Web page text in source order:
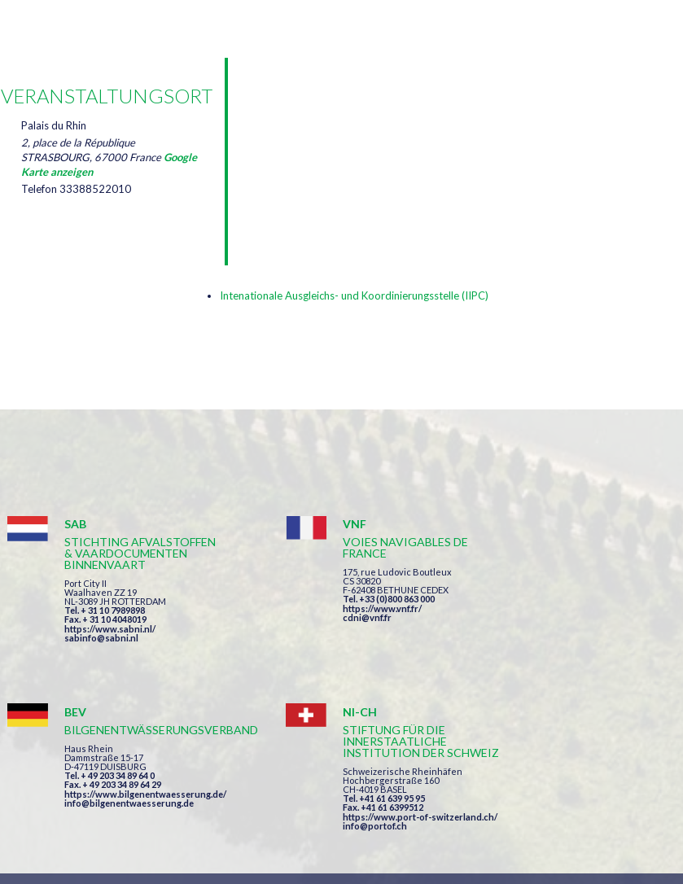
VERANSTALTUNGSORT
Palais du Rhin
2, place de la République
STRASBOURG, 67000 France Google
Karte anzeigen
Telefon 33388522010
Intenationale Ausgleichs- und Koordinierungsstelle (IIPC)
SAB
STICHTING AFVALSTOFFEN
& VAARDOCUMENTEN
BINNENVAART
Port City II
Waalhaven ZZ 19
NL-3089 JH ROTTERDAM
Tel. + 31 10 7989898
Fax. + 31 10 4048019
https://www.sabni.nl/
sabinfo@sabni.nl
VNF
VOIES NAVIGABLES DE
FRANCE
175, rue Ludovic Boutleux
CS 30820
F-62408 BETHUNE CEDEX
Tel. +33 (0)800 863 000
https://www.vnf.fr/
cdni@vnf.fr
BEV
BILGENENTWÄSSERUNGSVERBAND
Haus Rhein
Dammstraße 15-17
D-47119 DUISBURG
Tel. + 49 203 34 89 64 0
Fax. + 49 203 34 89 64 29
https://www.bilgenentwaesserung.de/
info@bilgenentwaesserung.de
NI-CH
STIFTUNG FÜR DIE
INNERSTAATLICHE
INSTITUTION DER SCHWEIZ
Schweizerische Rheinhäfen
Hochbergerstraße 160
CH-4019 BASEL
Tel. +41 61 639 95 95
Fax. +41 61 6399512
https://www.port-of-switzerland.ch/
info@portof.ch